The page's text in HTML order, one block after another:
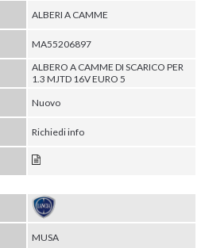
ALBERI A CAMME
MA55206897
ALBERO A CAMME DI SCARICO PER
1.3 MJTD 16V EURO 5
Nuovo
Richiedi info
MUSA